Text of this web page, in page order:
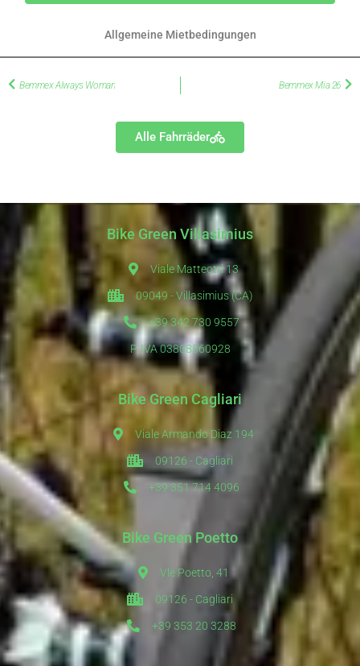
Allgemeine Mietbedingungen
Bemmex Always Woman Bemmex Mia 26
Alle Fahrräder
Bike Green Villasimius
Viale Matteotti 13
09049 - Villasimius (CA)
+39 342 730 9557
P. IVA 03808560928
Bike Green Cagliari
Viale Armando Diaz 194
09126 - Cagliari
+39 351 714 4096
Bike Green Poetto
Vle Poetto, 41
09126 - Cagliari
+39 353 20 3288